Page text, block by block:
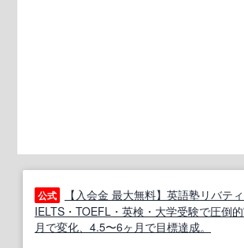
公式
【入会金 最大無料】英語塾リバテ
IELTS・TOEFL・英検・大学受験で圧倒
月で変化、4.5〜6ヶ月で目標達成。